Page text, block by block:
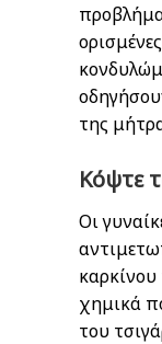
της
Κόψτε
Οι
χημικά
του